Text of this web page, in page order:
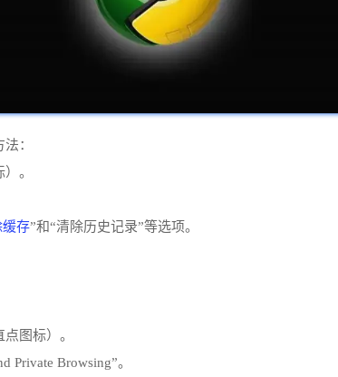
：
。
存”和“清除历史记录”等选项。
图标）。
Private Browsing”。